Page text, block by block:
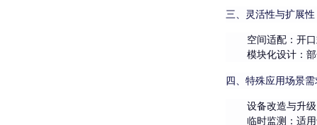
三、灵活性与扩展性
空间适配 ：开
模块化设计 ：
四、特殊应用场景需
设备改造与升级
临时监测 ：适